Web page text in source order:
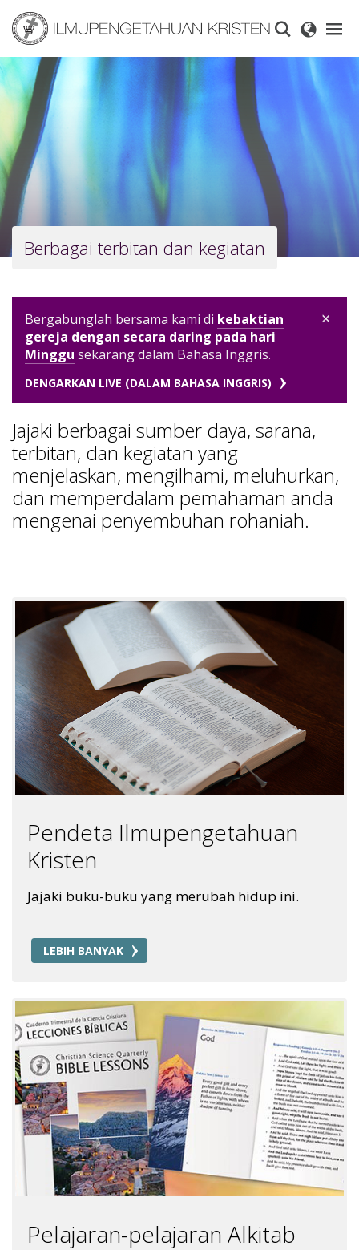
main
content
Berbagai terbitan dan kegiatan
Bergabunglah bersama kami di kebaktian
gereja dengan secara daring pada hari
Minggu sekarang dalam Bahasa Inggris.
DENGARKAN LIVE (DALAM BAHASA INGGRIS)
×
Jajaki berbagai sumber daya, sarana,
terbitan, dan kegiatan yang
menjelaskan, mengilhami, meluhurkan,
dan memperdalam pemahaman anda
mengenai penyembuhan rohaniah.
Pendeta Ilmupengetahuan
Kristen
Jajaki buku-buku yang merubah hidup ini.
LEBIH BANYAK
Pelajaran-pelajaran Alkitab